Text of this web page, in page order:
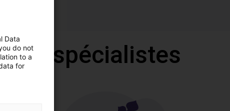
nos spécialistes
Data
do not
to a
for